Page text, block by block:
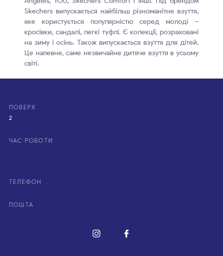
Skechers випускається найбільш різноманітне взуття,
яке користується популярністю серед молоді –
кросівки, сандалі, легкі туфлі. Є колекції, розраховані
на зиму і осінь. Також випускається взуття для дітей.
Це напевне, саме незвичайне дитяче взуття в усьому
світі.
ПОВЕРХ
2
ЧАС РОБОТИ
ТЕЛЕФОН
ПОШТА